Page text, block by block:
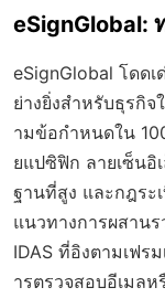
eSignGlobal:
eSignGlobal โดด
ย่างยิ่งสำหรับธุรกิ
ามข้อกำหนดใน
ยแปซิฟิก ลายเซ็น
ฐานที่สูง และกฎระ
แนวทางการผสาน
IDAS ที่อิงตามเฟร
ารตรวจสอบอีเมลห